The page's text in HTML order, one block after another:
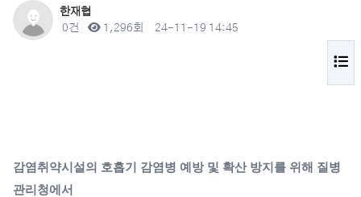
작성자
한재협
댓글
0건 조회1,296회 작성일
24-11-19 14:45
감염취약시설의 호흡기 감염병 예방 및 확산 방지를 위해 질병
관리청에서